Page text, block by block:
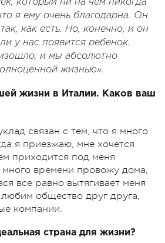
который ни на чем никогда
я ему очень благодарна. Он
как есть. Но, конечно, и он
у нас появится ребенок.
и мы абсолютно
жизнью».
жизни в Италии. Каков ваш
связан с тем, что я много
я приезжаю, мне хочется
приходится под меня
много времени провожу дома,
все равно вытягивает меня
общество друг друга,
компании.
страна для жизни?